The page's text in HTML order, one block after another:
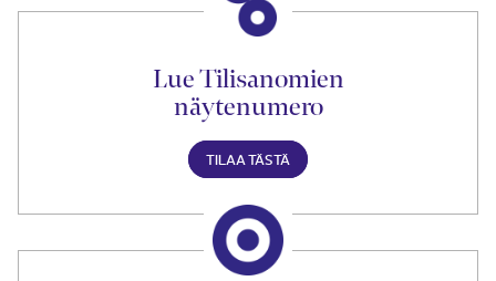
Lue Tilisanomien
näytenumero
TILAA TÄSTÄ